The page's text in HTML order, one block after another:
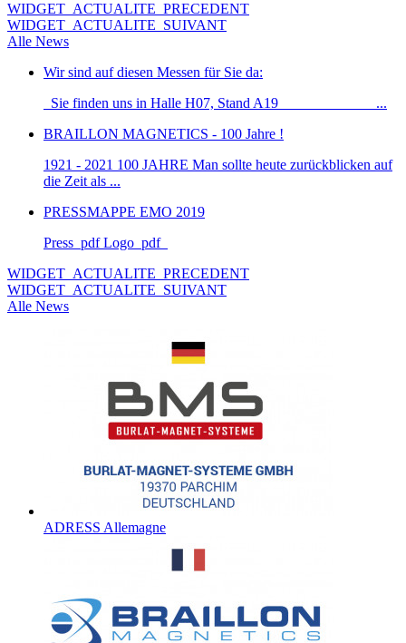
WIDGET_ACTUALITE_PRECEDENT
WIDGET_ACTUALITE_SUIVANT
Alle News
Wir sind auf diesen Messen für Sie da:
Sie finden uns in Halle H07, Stand A19 _____________...
BRAILLON MAGNETICS - 100 Jahre !
1921 - 2021 100 JAHRE Man sollte heute zurückblicken auf
die Zeit als ...
PRESSMAPPE EMO 2019
Press_pdf Logo_pdf
WIDGET_ACTUALITE_PRECEDENT
WIDGET_ACTUALITE_SUIVANT
Alle News
ADRESS Allemagne